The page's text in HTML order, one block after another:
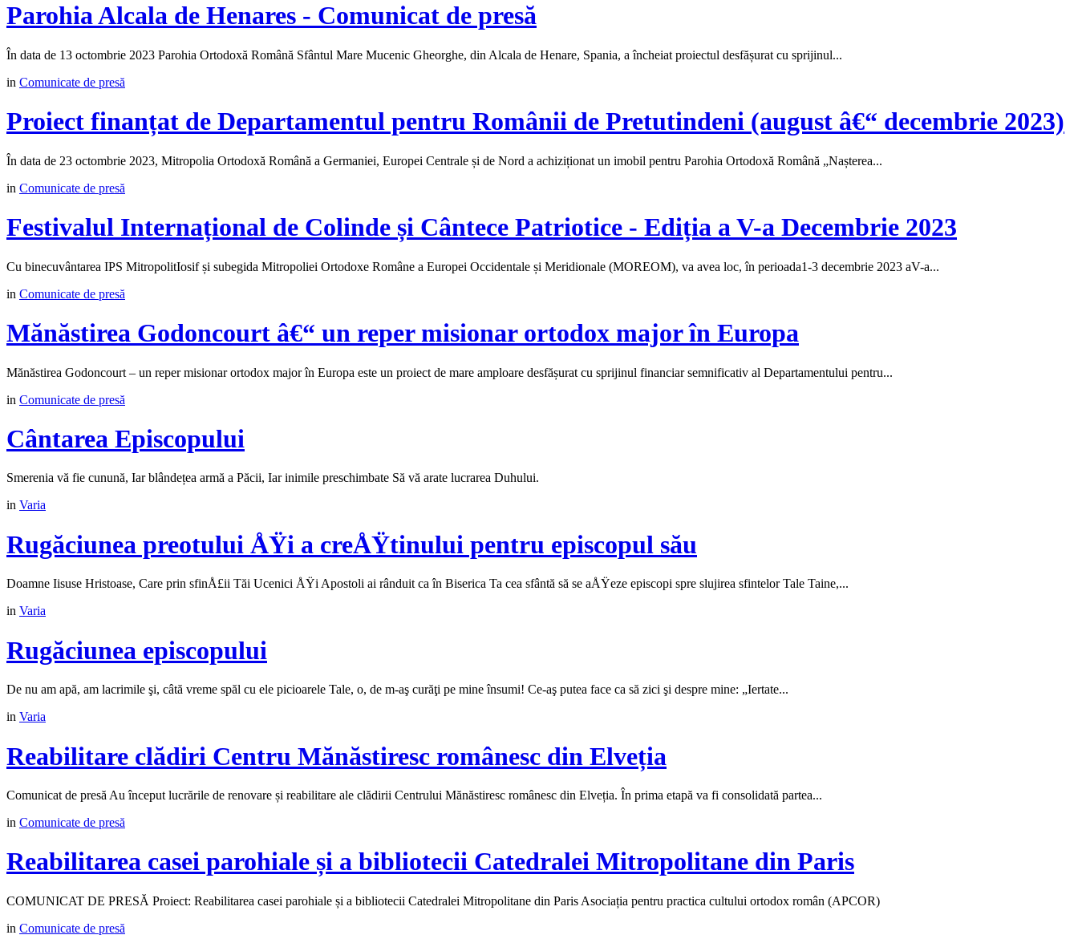
Parohia Alcala de Henares - Comunicat de presă
În data de 13 octombrie 2023 Parohia Ortodoxă Română Sfântul Mare Mucenic Gheorghe, din Alcala de Henare, Spania, a încheiat proiectul desfășurat cu sprijinul...
in Comunicate de presă
Proiect finanțat de Departamentul pentru Românii de Pretutindeni (august â€“ decembrie 2023)
În data de 23 octombrie 2023, Mitropolia Ortodoxă Română a Germaniei, Europei Centrale și de Nord a achiziționat un imobil pentru Parohia Ortodoxă Română „Nașterea...
in Comunicate de presă
Festivalul Internațional de Colinde și Cântece Patriotice - Ediția a V-a Decembrie 2023
Cu binecuvântarea IPS MitropolitIosif și subegida Mitropoliei Ortodoxe Române a Europei Occidentale și Meridionale (MOREOM), va avea loc, în perioada1-3 decembrie 2023 aV-a...
in Comunicate de presă
Mănăstirea Godoncourt â€“ un reper misionar ortodox major în Europa
Mănăstirea Godoncourt – un reper misionar ortodox major în Europa este un proiect de mare amploare desfășurat cu sprijinul financiar semnificativ al Departamentului pentru...
in Comunicate de presă
Cântarea Episcopului
Smerenia vă fie cunună, Iar blândețea armă a Păcii, Iar inimile preschimbate Să vă arate lucrarea Duhului.
in Varia
Rugăciunea preotului ÅŸi a creÅŸtinului pentru episcopul său
Doamne Iisuse Hristoase, Care prin sfinÅ£ii Tăi Ucenici ÅŸi Apostoli ai rânduit ca în Biserica Ta cea sfântă să se aÅŸeze episcopi spre slujirea sfintelor Tale Taine,...
in Varia
Rugăciunea episcopului
De nu am apă, am lacrimile şi, câtă vreme spăl cu ele picioarele Tale, o, de m-aş curăţi pe mine însumi! Ce‑aş putea face ca să zici şi despre mine: „Iertate...
in Varia
Reabilitare clădiri Centru Mănăstiresc românesc din Elveția
Comunicat de presă Au început lucrările de renovare și reabilitare ale clădirii Centrului Mănăstiresc românesc din Elveția. În prima etapă va fi consolidată partea...
in Comunicate de presă
Reabilitarea casei parohiale și a bibliotecii Catedralei Mitropolitane din Paris
COMUNICAT DE PRESĂ Proiect: Reabilitarea casei parohiale și a bibliotecii Catedralei Mitropolitane din Paris Asociația pentru practica cultului ortodox român (APCOR)
in Comunicate de presă